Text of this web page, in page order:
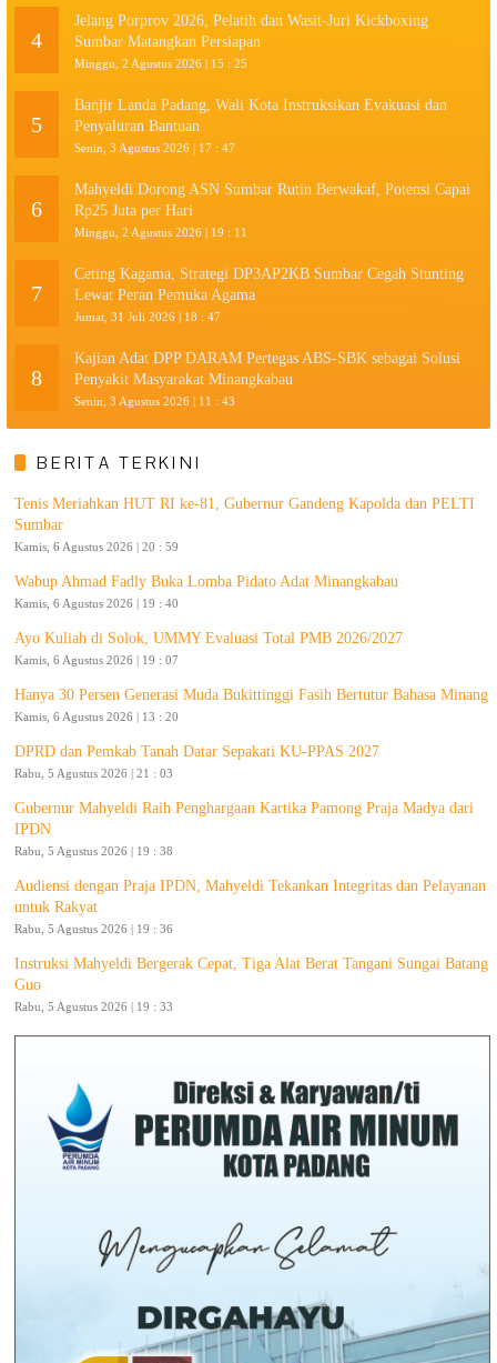
4
Jelang Porprov 2026, Pelatih dan Wasit-Juri Kickboxing
Sumbar Matangkan Persiapan
Minggu, 2 Agustus 2026 | 15 : 25
5
Banjir Landa Padang, Wali Kota Instruksikan Evakuasi dan
Penyaluran Bantuan
Senin, 3 Agustus 2026 | 17 : 47
6
Mahyeldi Dorong ASN Sumbar Rutin Berwakaf, Potensi Capai
Rp25 Juta per Hari
Minggu, 2 Agustus 2026 | 19 : 11
7
Ceting Kagama, Strategi DP3AP2KB Sumbar Cegah Stunting
Lewat Peran Pemuka Agama
Jumat, 31 Juli 2026 | 18 : 47
8
Kajian Adat DPP DARAM Pertegas ABS-SBK sebagai Solusi
Penyakit Masyarakat Minangkabau
Senin, 3 Agustus 2026 | 11 : 43
BERITA TERKINI
Tenis Meriahkan HUT RI ke-81, Gubernur Gandeng Kapolda dan PELTI
Sumbar
Kamis, 6 Agustus 2026 | 20 : 59
Wabup Ahmad Fadly Buka Lomba Pidato Adat Minangkabau
Kamis, 6 Agustus 2026 | 19 : 40
Ayo Kuliah di Solok, UMMY Evaluasi Total PMB 2026/2027
Kamis, 6 Agustus 2026 | 19 : 07
Hanya 30 Persen Generasi Muda Bukittinggi Fasih Bertutur Bahasa Minang
Kamis, 6 Agustus 2026 | 13 : 20
DPRD dan Pemkab Tanah Datar Sepakati KU-PPAS 2027
Rabu, 5 Agustus 2026 | 21 : 03
Gubernur Mahyeldi Raih Penghargaan Kartika Pamong Praja Madya dari
IPDN
Rabu, 5 Agustus 2026 | 19 : 38
Audiensi dengan Praja IPDN, Mahyeldi Tekankan Integritas dan Pelayanan
untuk Rakyat
Rabu, 5 Agustus 2026 | 19 : 36
Instruksi Mahyeldi Bergerak Cepat, Tiga Alat Berat Tangani Sungai Batang
Guo
Rabu, 5 Agustus 2026 | 19 : 33